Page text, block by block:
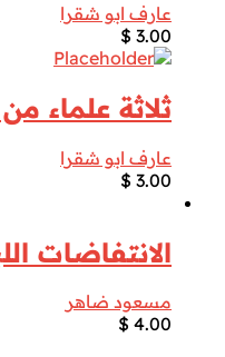
عارف ابو شقرا
$ 3.00
ثلاثة علماء
عارف ابو شقرا
$ 3.00
الانتفاضات
مسعود ضاهر
$ 4.00